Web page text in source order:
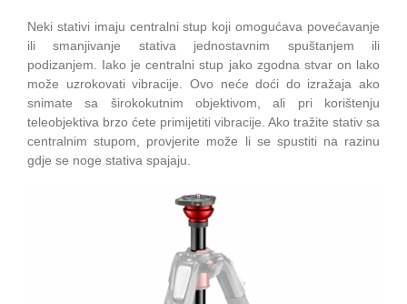
Neki stativi imaju centralni stup koji omogućava povećavanje
ili smanjivanje stativa jednostavnim spuštanjem ili
podizanjem. Iako je centralni stup jako zgodna stvar on lako
može uzrokovati vibracije. Ovo neće doći do izražaja ako
snimate sa širokokutnim objektivom, ali pri korištenju
teleobjektiva brzo ćete primijetiti vibracije. Ako tražite stativ sa
centralnim stupom, provjerite može li se spustiti na razinu
gdje se noge stativa spajaju.